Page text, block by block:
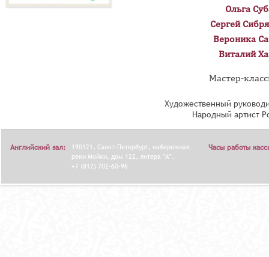
Ольга
Сергей
Вероника
Виталий
Мастер-
Художественный
Народный артист
Английский зал:
190121, Санкт-Петербург, набережная
реки Мойки, дом 122, литера "А".
+7 (812) 702-60-96
Часы работы